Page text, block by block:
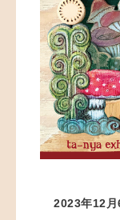
2023年12